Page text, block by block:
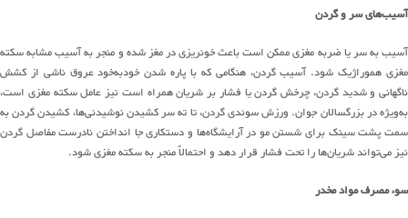
آسیبهایسر و گردن
آسیب به سر یا ضربه مغزی ممکن است باعث خونریزی در مغزشدهومنجر به آسیب مشابه سکته
مغزی هموراژیک شود.آسیب گردن، هنگامی که با پاره شدن خودبهخود عروق ناشی از کشش
ناگهانی و شدید گردن، چرخش گردن یا فشار بر شریان همراه است نیز عامل سکته مغزی است،
بهویژهدر بزرگسالان جوان. ورزش سوئدی گردن،تا ته سر کشیدن نوشیدنی‌ها، کشیدن گردن به
سمت پشت سینک برای شستن مو درآرایشگاهها و دستکاریجا انداختننادرستمفاصلگردن
نیزمیتواندشریانهارا تحت فشار قرار دهد و احتمالاً منجر به سکته مغزی شود.
سوء مصرف مواد مخدر